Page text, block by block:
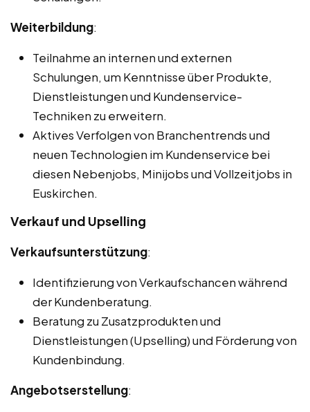
Weiterbildung:
Teilnahme an internen und externen
Schulungen, um Kenntnisse über Produkte,
Dienstleistungen und Kundenservice-
Techniken zu erweitern.
Aktives Verfolgen von Branchentrends und
neuen Technologien im Kundenservice bei
diesen Nebenjobs, Minijobs und Vollzeitjobs in
Euskirchen.
Verkauf und Upselling
Verkaufsunterstützung:
Identifizierung von Verkaufschancen während
der Kundenberatung.
Beratung zu Zusatzprodukten und
Dienstleistungen (Upselling) und Förderung von
Kundenbindung.
Angebotserstellung: